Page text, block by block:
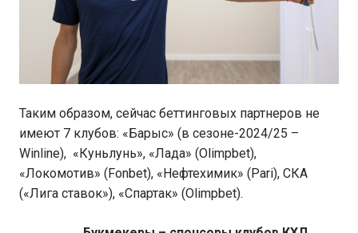
Таким образом, сейчас беттинговых партнеров не
имеют 7 клубов: «Барыс» (в сезоне-2024/25 –
Winline), «Куньлунь», «Лада» (Olimpbet),
«Локомотив» (Fonbet), «Нефтехимик» (Pari), СКА
(«Лига ставок»), «Спартак» (Olimpbet).